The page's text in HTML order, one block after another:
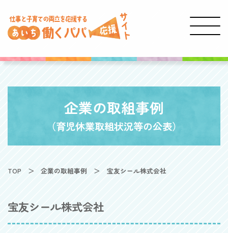
企業の取組事例
（育児休業取組状況等の公表）
TOP 企業の取組事例 宝友シール株式会社
宝友シール株式会社